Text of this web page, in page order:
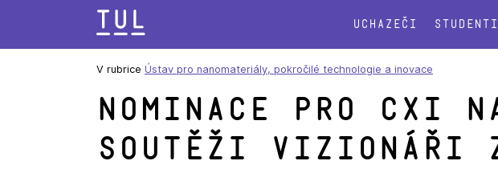
text
Uchazeči Studenti
V rubrice Ústav pro nanomateriály, pokročilé technologie a inovace
Nominace pro CXI
soutěži Vizionáři